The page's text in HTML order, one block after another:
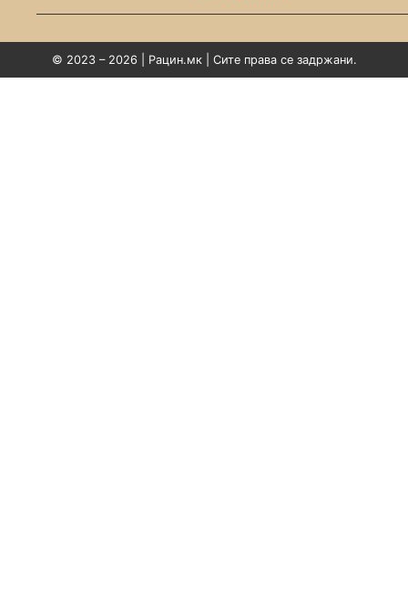
© 2023 – 2026 | Рацин.мк | Сите права се задржани.